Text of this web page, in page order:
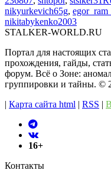
nikyurkevich65g,
nikitabykenko2003
STALKER-WORLD.RU
Портал для настоящих
прохождения, гайды,
форум. Всё о Зоне:
группировки и тайны. ©️
| Карта сайта html | RSS |
16+
Контакты